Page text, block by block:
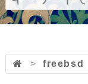
> freebsd